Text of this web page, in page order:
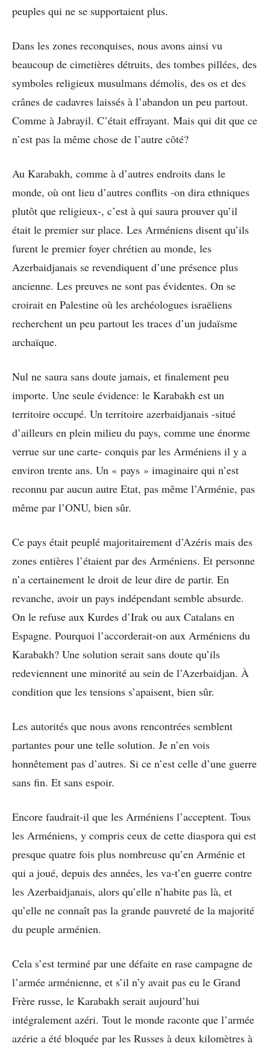
peuples qui ne se supportaient plus.
Dans les zones reconquises, nous avons ainsi vu
beaucoup de cimetières détruits, des tombes pillées, des
symboles religieux musulmans démolis, des os et des
crânes de cadavres laissés à l’abandon un peu partout.
Comme à Jabrayil. C’était effrayant. Mais qui dit que ce
n’est pas la même chose de l’autre côté?
Au Karabakh, comme à d’autres endroits dans le
monde, où ont lieu d’autres conflits -on dira ethniques
plutôt que religieux-, c’est à qui saura prouver qu’il
était le premier sur place. Les Arméniens disent qu’ils
furent le premier foyer chrétien au monde, les
Azerbaidjanais se revendiquent d’une présence plus
ancienne. Les preuves ne sont pas évidentes. On se
croirait en Palestine où les archéologues israëliens
recherchent un peu partout les traces d’un judaïsme
archaïque.
Nul ne saura sans doute jamais, et finalement peu
importe. Une seule évidence: le Karabakh est un
territoire occupé. Un territoire azerbaidjanais -situé
d’ailleurs en plein milieu du pays, comme une énorme
verrue sur une carte- conquis par les Arméniens il y a
environ trente ans. Un « pays » imaginaire qui n’est
reconnu par aucun autre Etat, pas même l’Arménie, pas
même par l’ONU, bien sûr.
Ce pays était peuplé majoritairement d’Azéris mais des
zones entières l’étaient par des Arméniens. Et personne
n’a certainement le droit de leur dire de partir. En
revanche, avoir un pays indépendant semble absurde.
On le refuse aux Kurdes d’Irak ou aux Catalans en
Espagne. Pourquoi l’accorderait-on aux Arméniens du
Karabakh? Une solution serait sans doute qu’ils
redeviennent une minorité au sein de l’Azerbaidjan. À
condition que les tensions s’apaisent, bien sûr.
Les autorités que nous avons rencontrées semblent
partantes pour une telle solution. Je n’en vois
honnêtement pas d’autres. Si ce n’est celle d’une guerre
sans fin. Et sans espoir.
Encore faudrait-il que les Arméniens l’acceptent. Tous
les Arméniens, y compris ceux de cette diaspora qui est
presque quatre fois plus nombreuse qu’en Arménie et
qui a joué, depuis des années, les va-t’en guerre contre
les Azerbaidjanais, alors qu’elle n’habite pas là, et
qu’elle ne connaît pas la grande pauvreté de la majorité
du peuple arménien.
Cela s’est terminé par une défaite en rase campagne de
l’armée arménienne, et s’il n’y avait pas eu le Grand
Frère russe, le Karabakh serait aujourd’hui
intégralement azéri. Tout le monde raconte que l’armée
azérie a été bloquée par les Russes à deux kilomètres à